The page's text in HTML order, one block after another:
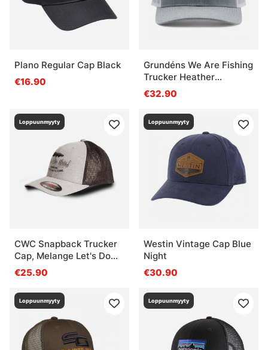
Plano Regular Cap Black
€16.90
Grundéns We Are Fishing
Trucker Heather
Grey/White
€32.90
Loppuunmyyty
CWC Snapback Trucker
Cap, Melange Let's Do
This
€25.90
Loppuunmyyty
Westin Vintage Cap Blue
Night
€30.90
Loppuunmyyty Loppuunmyyty